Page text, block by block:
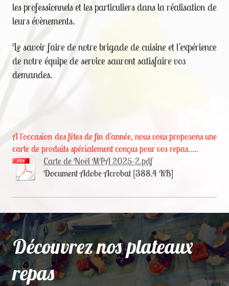
les professionnels et les particuliers dans la réalisation de
leurs évènements.
Le savoir faire de notre brigade de cuisine et l'expérience
de notre équipe de service sauront satisfaire vos
demandes.
A l'occasion des fêtes de fin d'année, nous vous proposons une
carte de produits spécialement conçus pour vos repas.....
Carte de Noël MPA 2025-2.pdf
Document Adobe Acrobat [388.4 KB]
Découvrez nos plateaux
repas